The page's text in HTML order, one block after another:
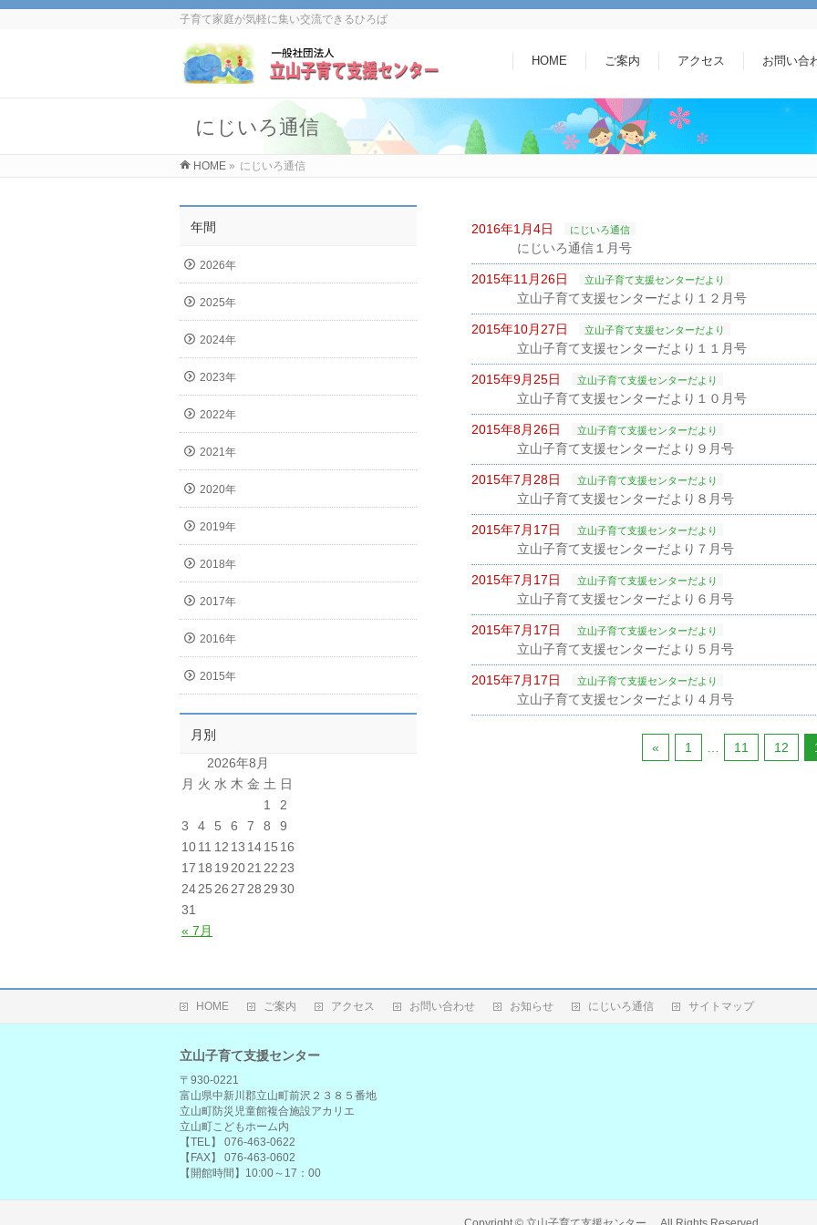
子育て家庭が気軽に集い交流できるひろば
HOME ご案内 アクセス お問い合
にじいろ通信
HOME » にじいろ通信
2016年1月4日 にじいろ通信
にじいろ通信１月号
2015年11月26日 立山子育て支援センターだより
立山子育て支援センターだより１２月号
2015年10月27日 立山子育て支援センターだより
立山子育て支援センターだより１１月号
2015年9月25日 立山子育て支援センターだより
立山子育て支援センターだより１０月号
2015年8月26日 立山子育て支援センターだより
立山子育て支援センターだより９月号
2015年7月28日 立山子育て支援センターだより
立山子育て支援センターだより８月号
2015年7月17日 立山子育て支援センターだより
立山子育て支援センターだより７月号
2015年7月17日 立山子育て支援センターだより
立山子育て支援センターだより６月号
2015年7月17日 立山子育て支援センターだより
立山子育て支援センターだより５月号
2015年7月17日 立山子育て支援センターだより
立山子育て支援センターだより４月号
« 1 11 12
年間
2026年
2025年
2024年
2023年
2022年
2021年
2020年
2019年
2018年
2017年
2016年
2015年
月別
2026年8月
月 火 水 木 金 土 日
« 7月
1
2
3
4 5 6 7 8
9
1011 12 13 1415 16
17 18 19 2021 22 23
2425 26 27 28 2930
31
HOME ご案内 アクセス お問い合わせ お知らせ にじいろ通信 サイトマップ
立山子育て支援センター
〒930-0221
富山県中新川郡立山町前沢２３８５番地
立山町防災児童館複合施設アカリエ
立山町こどもホーム内
【TEL】 076-463-0622
【FAX】 076-463-0602
【開館時間】10:00～17：00